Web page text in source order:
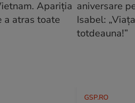
GSP.RO